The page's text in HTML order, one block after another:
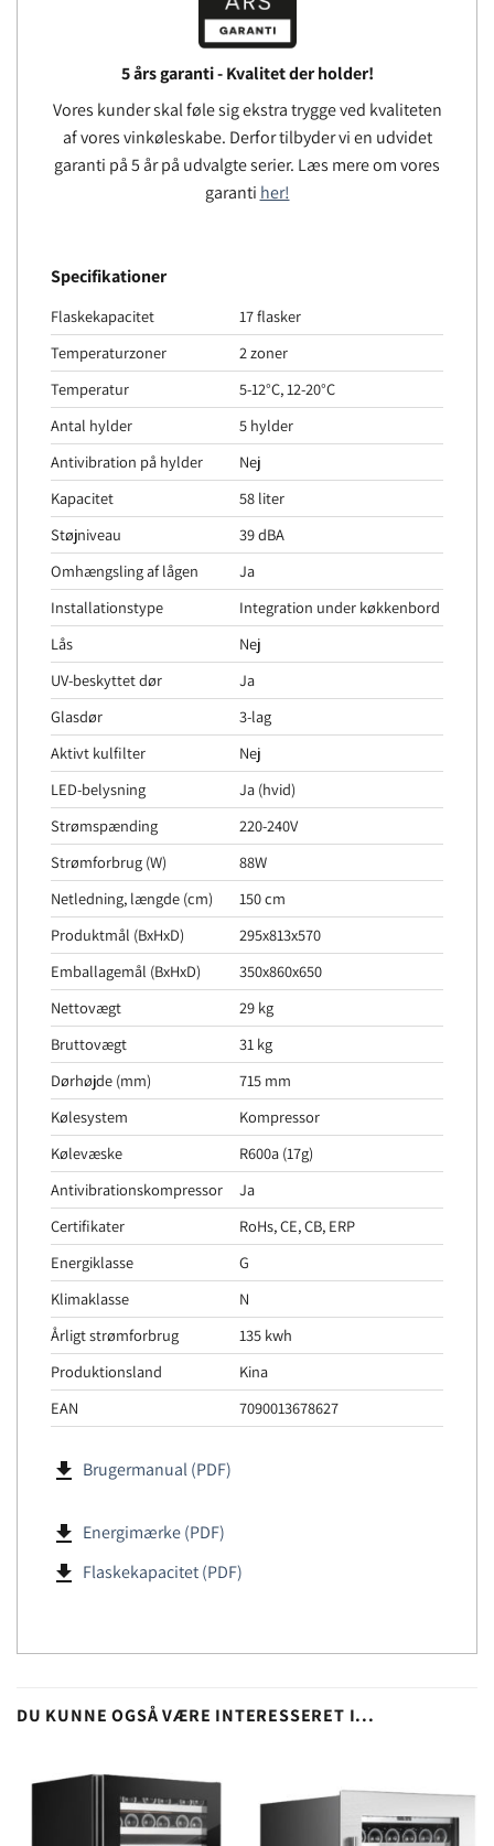
5 års garanti - Kvalitet der holder!
Vores kunder skal føle sig ekstra trygge ved kvaliteten
af ​​vores vinkøleskabe. Derfor tilbyder vi en udvidet
garanti på 5 år på udvalgte serier. Læs mere om vores
garanti her!
Specifikationer
Flaskekapacitet
17 flasker
Temperaturzoner
2 zoner
Temperatur
5-12°C, 12-20°C
Antal hylder
5 hylder
Antivibration på hylder
Nej
Kapacitet
58 liter
Støjniveau
39 dBA
Omhængsling af lågen
Ja
Installationstype
Integration under køkkenbord
Lås
Nej
UV-beskyttet dør
Ja
Glasdør
3-lag
Aktivt kulfilter
Nej
LED-belysning
Ja (hvid)
Strømspænding
220-240V
Strømforbrug (W)
88W
Netledning, længde (cm)
150 cm
Produktmål (BxHxD)
295x813x570
Emballagemål (BxHxD)
350x860x650
Nettovægt
29 kg
Bruttovægt
31 kg
Dørhøjde (mm)
715 mm
Kølesystem
Kompressor
Kølevæske
R600a (17g)
Antivibrationskompressor
Ja
Certifikater
RoHs, CE, CB, ERP
Energiklasse
G
Klimaklasse
N
Årligt strømforbrug
135 kwh
Produktionsland
Kina
EAN
7090013678627
file_download Brugermanual (PDF)
file_download Energimærke (PDF)
file_download Flaskekapacitet (PDF)
DU KUNNE OGSÅ VÆRE INTERESSERET I...